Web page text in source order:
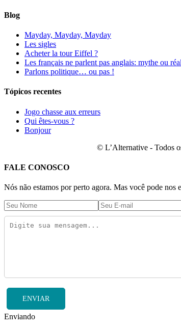
Blog
Mayday, Mayday, Mayday
Les sigles
Acheter la tour Eiffel ?
Les français ne parlent pas anglais: mythe ou
Parlons politique… ou pas !
Tópicos recentes
Jogo chasse aux erreurs
Qui êtes-vous ?
Bonjour
© L’Alternative - Todos
FALE CONOSCO
Nós não estamos por perto agora. Mas você pode
ENVIAR
Enviando